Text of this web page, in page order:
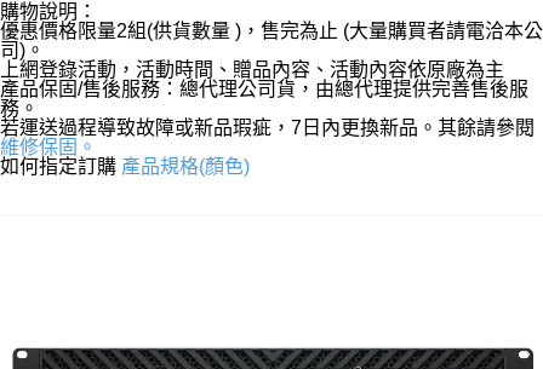
購物說明：
優惠價格限量2組(供貨數量 )，售完為止 (大量購買者請電洽本公
司)。
上網登錄活動，活動時間、贈品內容、活動內容依原廠為主
產品保固/售後服務：總代理公司貨，由總代理提供完善售後服
務。
若運送過程導致故障或新品瑕疵，7日內更換新品。其餘請參閱
維修保固。
如何指定訂購 產品規格(顏色)